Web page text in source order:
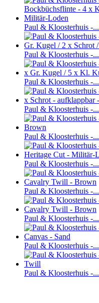
Paul & Kloosterhuis -...
Paul & Kloosterhuis -...
Paul & Kloosterhuis -...
Paul & Kloosterhuis -...
Paul & Kloosterhuis -...
Paul & Kloosterhuis -...
Paul & Kloosterhuis -...
Paul & Kloosterhuis -...
Paul & Kloosterhuis -...
Paul & Kloosterhuis -...